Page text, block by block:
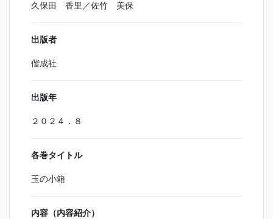
久保田 香里／佐竹 美保
出版者
偕成社
出版年
２０２４．８
各巻タイトル
玉の小箱
内容（内容紹介）